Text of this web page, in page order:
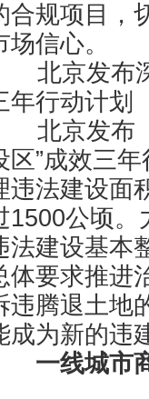
合规项目，
场信心。
北京发布深
年行动计划
北京发布《
区”成效三
违法建设面
1500公顷。
法建设基本
体要求推进
违腾退土地
成为新的违
一线城市